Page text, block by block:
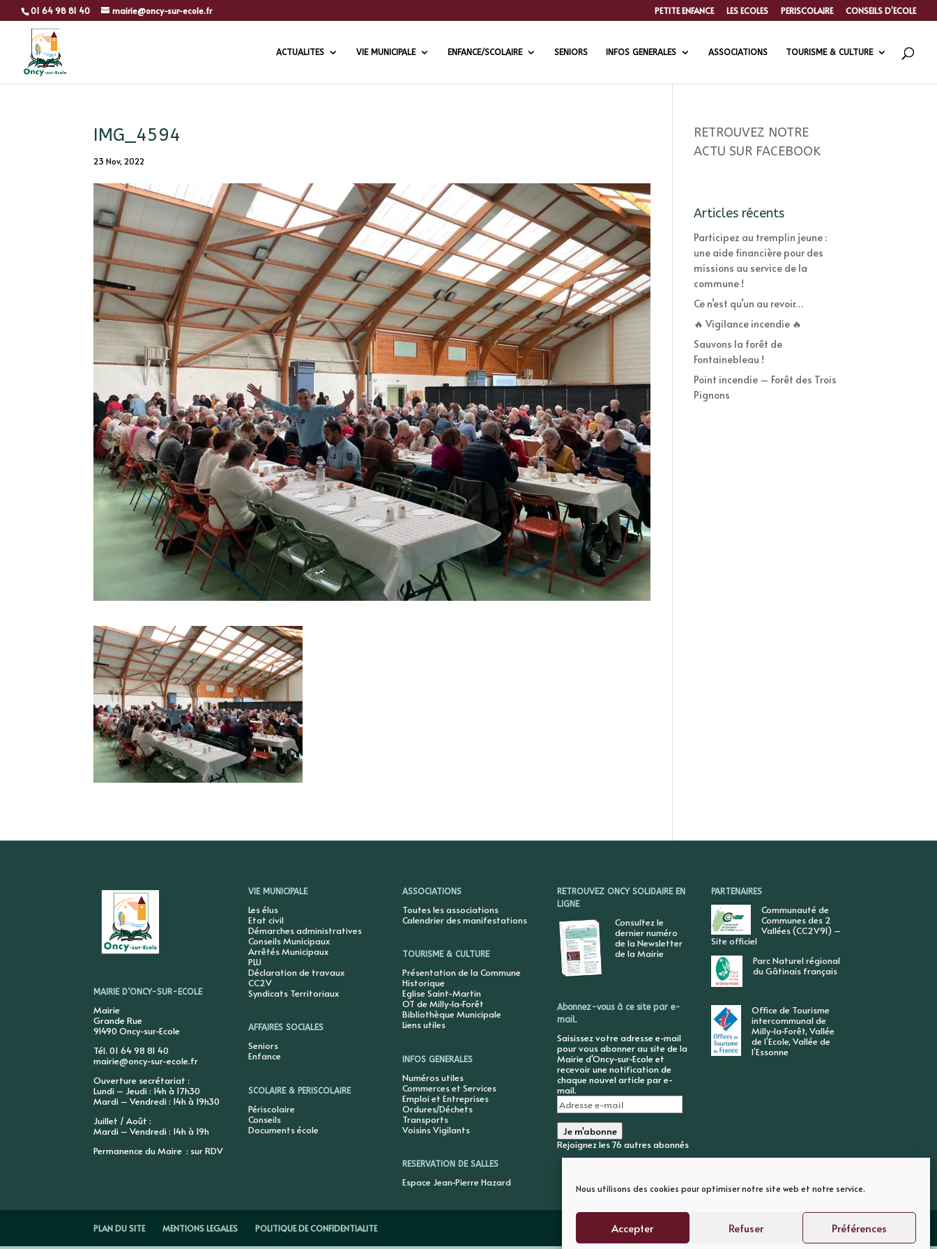
Nous utilisons des cookies pour optimiser notre site web et notre service.
Accepter Refuser Préférences
01 64 98 81 40 mairie@oncy-sur-ecole.fr PETITE ENFANCE LES ECOLES PERISCOLAIRE CONSEILS D’ECOLE
ACTUALITES VIE MUNICIPALE ENFANCE/SCOLAIRE SENIORS INFOS GENERALES ASSOCIATIONS TOURISME & CULTURE
IMG_4594
23 Nov, 2022
RETROUVEZ NOTRE
ACTU SUR FACEBOOK
Articles récents
Participez au tremplin jeune :
une aide financière pour des
missions au service de la
commune !
Ce n’est qu’un au revoir…
🔥 Vigilance incendie 🔥
Sauvons la forêt de
Fontainebleau !
Point incendie – Forêt des Trois
Pignons
MAIRIE D’ONCY-SUR-ECOLE
Mairie
Grande Rue
91490 Oncy-sur-Ecole
Tél. 01 64 98 81 40
mairie@oncy-sur-ecole.fr
Ouverture secrétariat :
Lundi – Jeudi : 14h à 17h30
Mardi – Vendredi : 14h à 19h30
Juillet / Août :
Mardi – Vendredi : 14h à 19h
Permanence du Maire : sur RDV
VIE MUNICIPALE
Les élus
Etat civil
Démarches administratives
Conseils Municipaux
Arrêtés Municipaux
PLU
Déclaration de travaux
CC2V
Syndicats Territoriaux
AFFAIRES SOCIALES
Seniors
Enfance
SCOLAIRE & PERISCOLAIRE
Périscolaire
Conseils
Documents école
ASSOCIATIONS
Toutes les associations
Calendrier des manifestations
TOURISME & CULTURE
Présentation de la Commune
Historique
Eglise Saint-Martin
OT de Milly-la-Forêt
Bibliothèque Municipale
Liens utiles
INFOS GENERALES
Numéros utiles
Commerces et Services
Emploi et Entreprises
Ordures/Déchets
Transports
Voisins Vigilants
RESERVATION DE SALLES
Espace Jean-Pierre Hazard
RETROUVEZ ONCY SOLIDAIRE EN
LIGNE
Consultez le
dernier numéro
de la Newsletter
de la Mairie
Abonnez-vous à ce site par e-
mail.
Saisissez votre adresse e-mail
pour vous abonner au site de la
Mairie d'Oncy-sur-Ecole et
recevoir une notification de
chaque nouvel article par e-
mail.
Adresse
e-
mail
Je m'abonne
Rejoignez les 76 autres abonnés
PARTENAIRES
Communauté de
Communes des 2
Vallées (CC2V91) –
Site officiel
Parc Naturel régional
du Gâtinais français
Office de Tourisme
intercommunal de
Milly-la-Forêt, Vallée
de l’Ecole, Vallée de
l’Essonne
PLAN DU SITE MENTIONS LEGALES POLITIQUE DE CONFIDENTIALITE